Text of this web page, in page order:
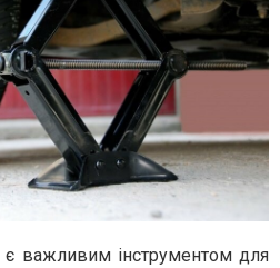
є важливим інструментом для